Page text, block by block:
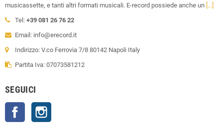
musicassette, e tanti altri formati musicali. E-record possiede anche un [...]
Tel: +39 081 26 76 22
Email: info@erecord.it
Indirizzo: V.co Ferrovia 7/8 80142 Napoli Italy
Partita Iva: 07073581212
SEGUICI
Facebook